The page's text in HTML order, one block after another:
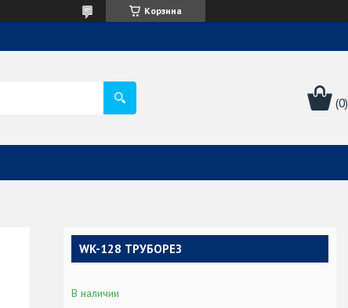
Корзина
WK-128 ТРУБОРЕЗ
В наличии